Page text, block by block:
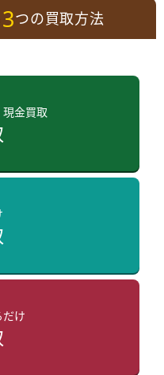
3つの買取方法
金買取
け